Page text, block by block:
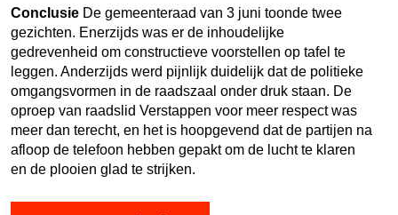
Conclusie De gemeenteraad van 3 juni toonde twee
gezichten. Enerzijds was er de inhoudelijke
gedrevenheid om constructieve voorstellen op tafel te
leggen. Anderzijds werd pijnlijk duidelijk dat de politieke
omgangsvormen in de raadszaal onder druk staan. De
oproep van raadslid Verstappen voor meer respect was
meer dan terecht, en het is hoopgevend dat de partijen na
afloop de telefoon hebben gepakt om de lucht te klaren
en de plooien glad te strijken.